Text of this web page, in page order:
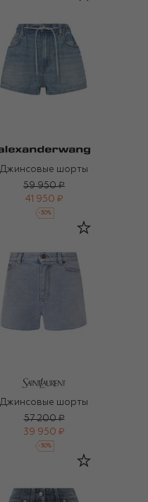
Джинсовые шорты
59 950 ₽
41 950 ₽
-30%
Джинсовые шорты
57 200 ₽
39 950 ₽
-30%